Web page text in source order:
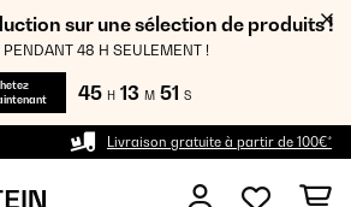
sur une sélection de produits !
48 H SEULEMENT !
45 H 13 M 50 S
Livraison gratuite à partir de 100€*